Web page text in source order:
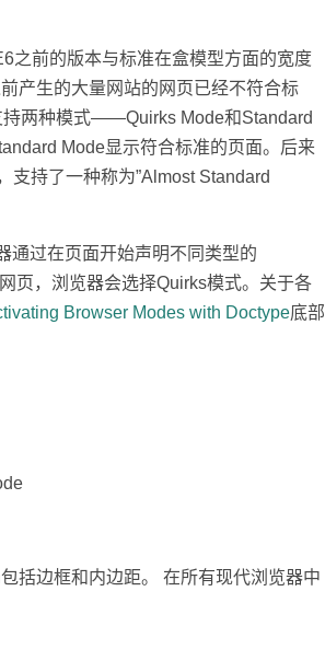
之前的版本与标准在盒模型方面的宽度
产生的大量网站的网页已经不符合标
持两种模式——Quirks Mode和Standard
Mode显示符合标准的页面。后来
支持了一种称为”Almost Standard
通过在页面开始声明不同类型的
页，浏览器会选择Quirks模式。关于各
Browser Modes with Doctype底部
括边框和内边距。 在所有现代浏览器中